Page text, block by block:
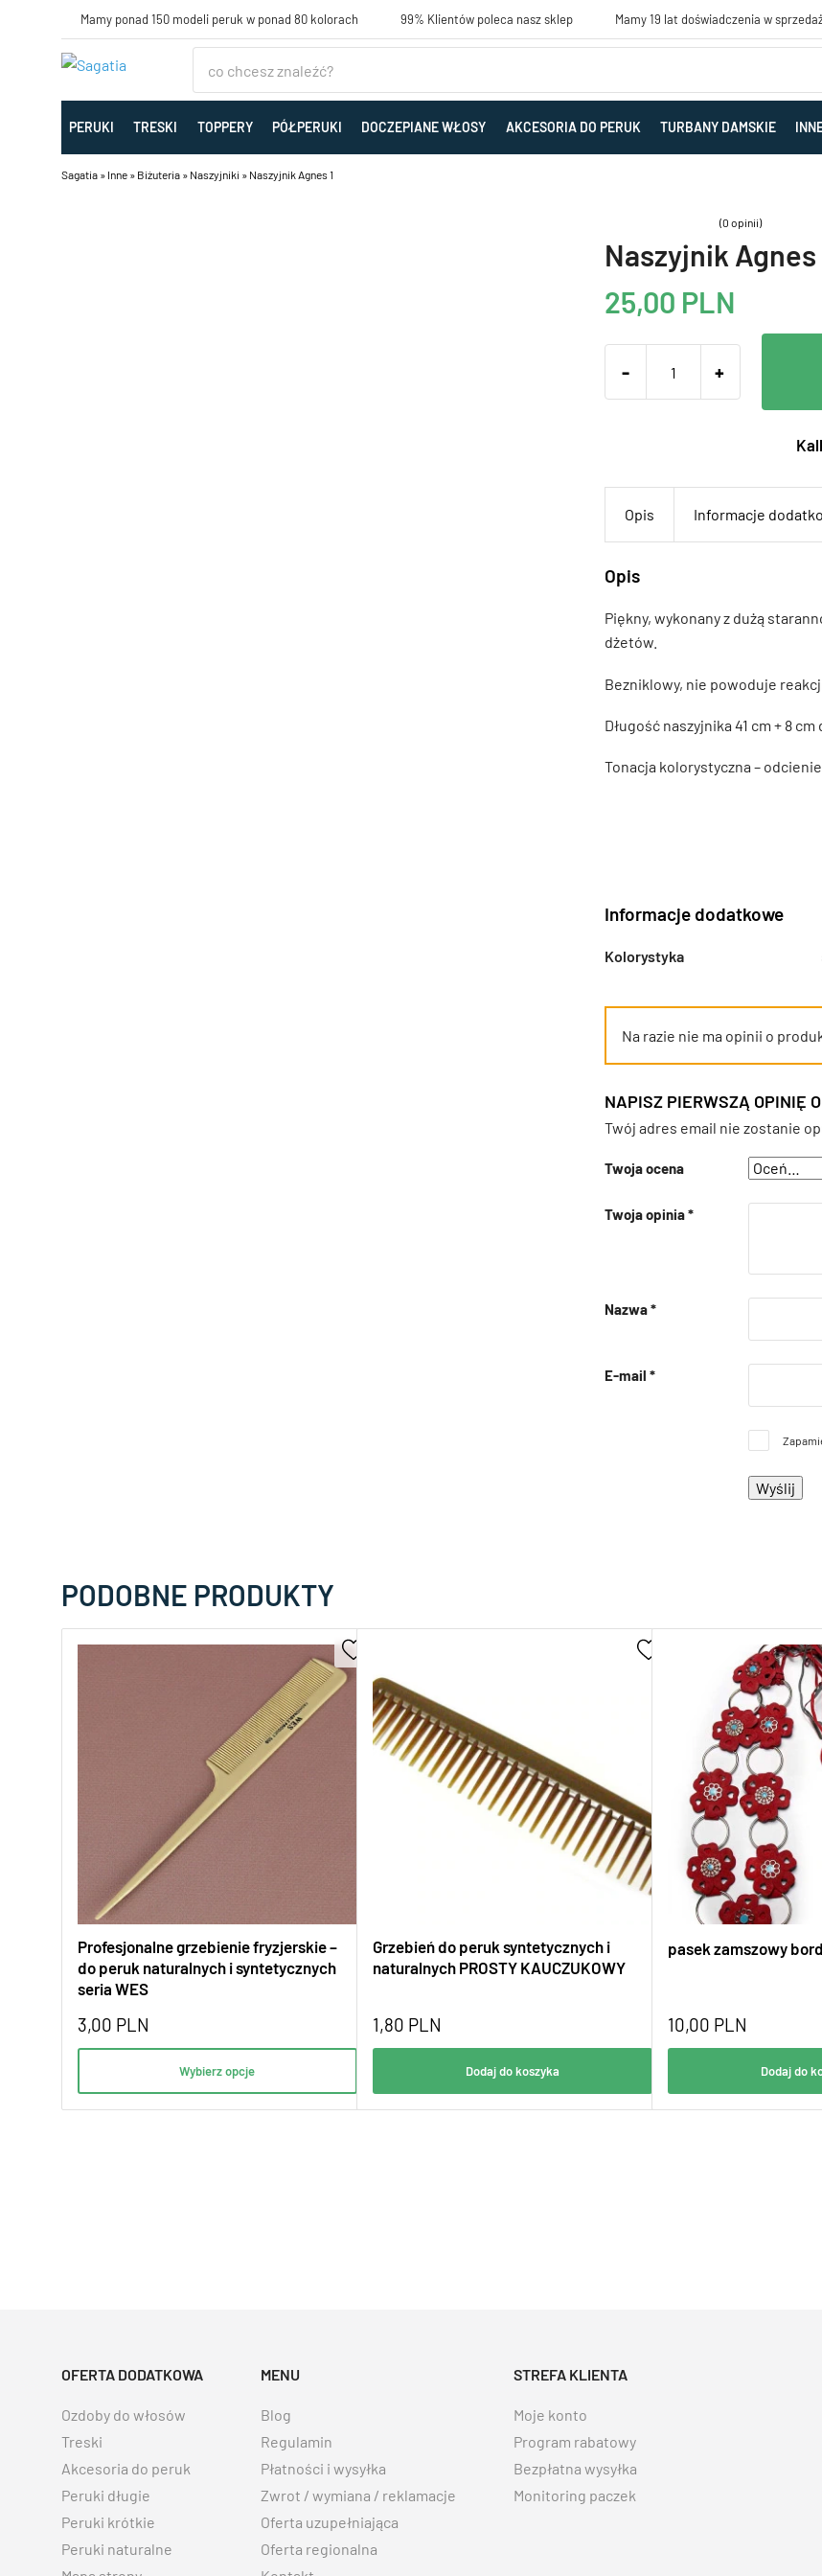
Mamy ponad 150 modeli peruk w ponad 80 kolorach 99% Klientów poleca nasz sklep Mamy 19 lat doświadczenia w
PERUKI TRESKI TOPPERY PÓŁPERUKI DOCZEPIANE WŁOSY AKCESORIA DO PERUK TURBANY DAMSKIE
Sagatia » Inne » Biżuteria » Naszyjniki » Naszyjnik Agnes 1
(0 opinii)
Naszyjnik Agnes
25,00 PLN
- +
Opis Informacje
Opis
Piękny, wykonany z dużą
dżetów.
Bezniklowy, nie powoduje
Długość naszyjnika 41 cm + 8
Tonacja kolorystyczna –
Informacje dodatkowe
Kolorystyka
Na razie nie ma opinii o
NAPISZ PIERWSZĄ OPINIĘ
Twój adres email nie zostanie
Twoja ocena
Twoja opinia*
Nazwa*
E-mail *
PODOBNE PRODUKTY
Profesjonalne grzebienie fryzjerskie –
do peruk naturalnych i syntetycznych
seria WES
3,00 PLN
Wybierz opcje
Grzebień do peruk syntetycznych i
naturalnych PROSTY KAUCZUKOWY
1,80 PLN
Dodaj do koszyka
pasek zamszowy
10,00 PLN
Dodaj do
OFERTA DODATKOWA
Ozdoby do włosów
Treski
Akcesoria do peruk
Peruki długie
Peruki krótkie
Peruki naturalne
MENU
Blog
Regulamin
Płatności i wysyłka
Zwrot / wymiana / reklamacje
Oferta uzupełniająca
Oferta regionalna
STREFA KLIENTA
Moje konto
Program rabatowy
Bezpłatna wysyłka
Monitoring paczek